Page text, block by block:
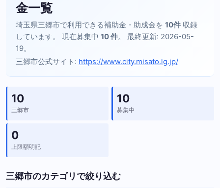
金一覧
埼玉県三郷市で利用できる補助金・助成金を 10件 収録
しています。 現在募集中 10 件。 最終更新: 2026-05-
19。
三郷市公式サイト: https://www.city.misato.lg.jp/
10
三郷市
10
募集中
0
上限額明記
三郷市のカテゴリで絞り込む